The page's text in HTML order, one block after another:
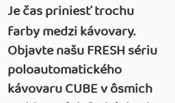
Je čas priniesť trochu
farby medzi kávovary.
Objavte našu FRESH sériu
poloautomatického
kávovaru CUBE v ôsmich